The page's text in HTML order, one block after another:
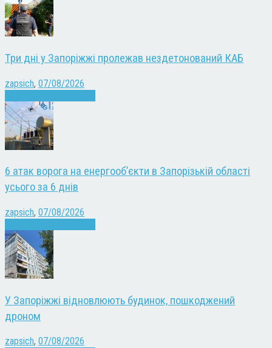
Три дні у Запоріжжі пролежав нездетонований КАБ
zapsich, 07/08/2026
6 атак ворога на енергооб’єкти в Запорізькій області
усього за 6 днів
zapsich, 07/08/2026
У Запоріжжі відновлюють будинок, пошкоджений
дроном
zapsich, 07/08/2026